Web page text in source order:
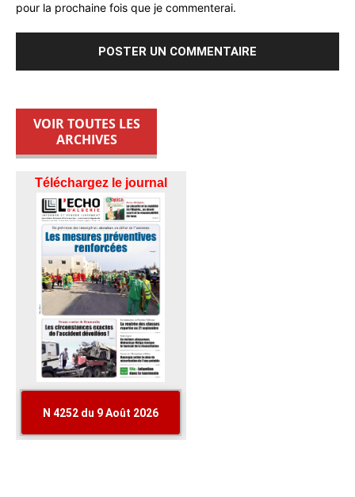
pour la prochaine fois que je commenterai.
VOIR TOUTES LES
ARCHIVES